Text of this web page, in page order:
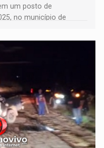
um posto de
no município de